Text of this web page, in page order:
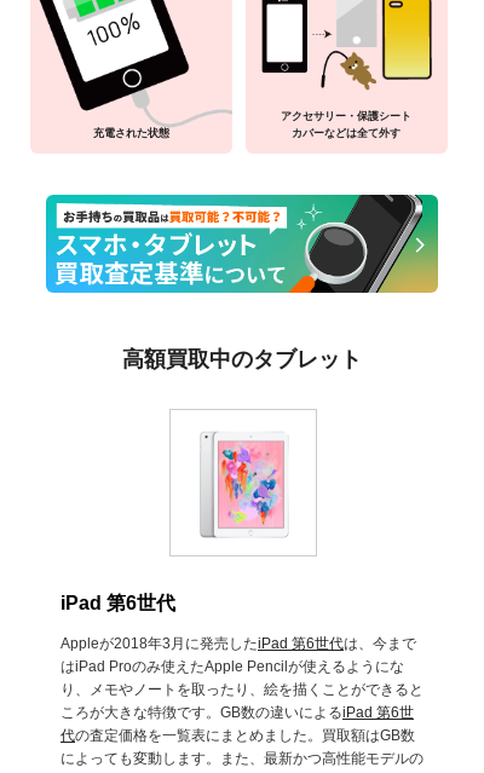
充電された状態
アクセサリー・保護シート
カバーなどは全て外す
高額買取中のタブレット
iPad 第6世代
Appleが2018年3月に発売したiPad 第6世代は、今まで
はiPad Proのみ使えたApple Pencilが使えるようにな
り、メモやノートを取ったり、絵を描くことができると
ころが大きな特徴です。GB数の違いによるiPad 第6世
代の査定価格を一覧表にまとめました。買取額はGB数
によっても変動します。また、最新かつ高性能モデルの